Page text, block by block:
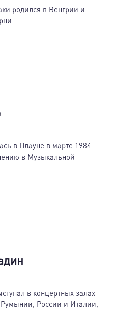
родился в Венгрии и
в Плауне в марте 1984
в Музыкальной
в концертных залах
России и Италии,